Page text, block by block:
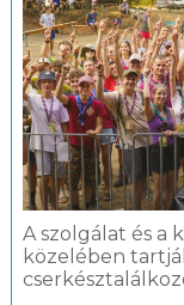
A szolgálat és a
közelében